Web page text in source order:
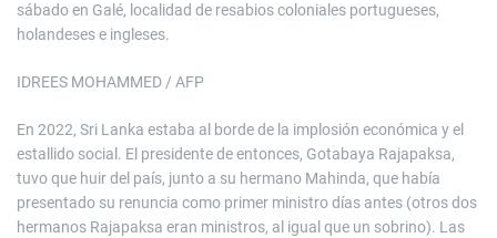
sábado en Galé, localidad de resabios coloniales portugueses,
holandeses e ingleses.
IDREES MOHAMMED / AFP
En 2022, Sri Lanka estaba al borde de la implosión económica y el
estallido social. El presidente de entonces, Gotabaya Rajapaksa,
tuvo que huir del país, junto a su hermano Mahinda, que había
presentado su renuncia como primer ministro días antes (otros dos
hermanos Rajapaksa eran ministros, al igual que un sobrino). Las